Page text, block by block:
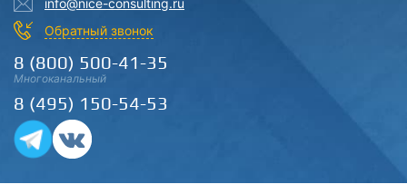
info@nice-consulting.ru
Обратный звонок
8 (800) 500-41-35
Многоканальный
8 (495) 150-54-53